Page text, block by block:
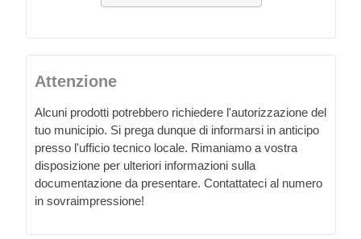
Attenzione
Alcuni prodotti potrebbero richiedere l'autorizzazione del
tuo municipio. Si prega dunque di informarsi in anticipo
presso l'ufficio tecnico locale. Rimaniamo a vostra
disposizione per ulteriori informazioni sulla
documentazione da presentare. Contattateci al numero
in sovraimpressione!